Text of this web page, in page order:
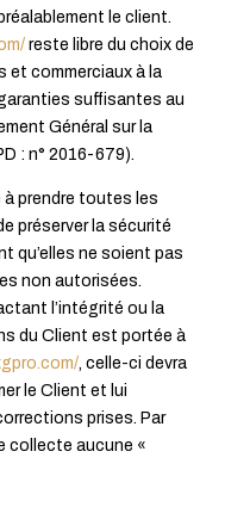
le client.
reste libre du choix de
commerciaux à la
suffisantes au
Général sur la
: n° 2016-679).
à prendre toutes les
préserver la sécurité
qu’elles ne soient pas
non autorisées.
l’intégrité ou la
du Client est portée à
, celle-ci devra
le Client et lui
prises. Par
collecte aucune «